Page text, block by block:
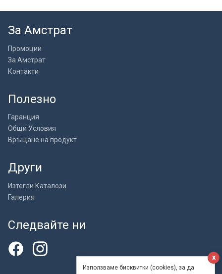
Използваме бисквитки (cookies), за да
x
За Амстрат
Промоции
За Амстрат
Контакти
Полезно
Гаранция
Общи Условия
Връщане на продукт
Други
Изтегли Каталози
Галерия
Следвайте ни